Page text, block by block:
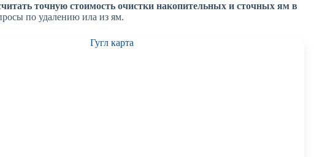
точную стоимость очистки накопительных и сточных ям в
по удалению ила из ям.
Гугл карта